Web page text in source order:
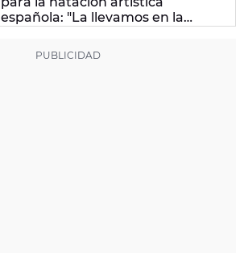
española: "La llevamos en la